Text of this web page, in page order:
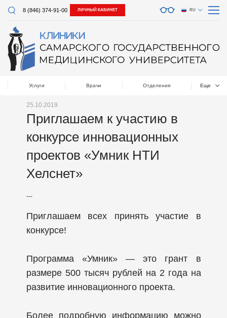
8 (846) 374-91-00 ЛИЧНЫЙ КАБИНЕТ RU
Услуги Врачи Отделения Еще
25.10.2019
Приглашаем к участию в
конкурсе инновационных
проектов «Умник НТИ
Хелснет»
---
Приглашаем всех принять участие в
конкурсе!
Программа «Умник» — это грант в
размере 500 тысяч рублей на 2 года на
развитие инновационного проекта.
Более подробную информацию можно